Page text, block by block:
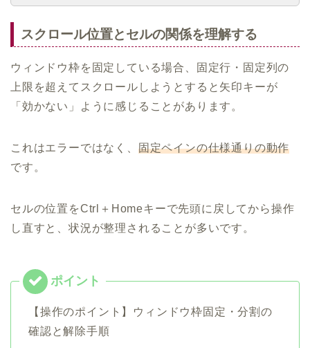
スクロール位置とセルの関係を理解する
ウィンドウ枠を固定している場合、固定行・固定列の
上限を超えてスクロールしようとすると矢印キーが
「効かない」ように感じることがあります。
これはエラーではなく、 固定ペインの仕様通りの動作
です。
セルの位置をCtrl＋Homeキーで先頭に戻してから操作
し直すと、状況が整理されることが多いです。
【操作のポイント】ウィンドウ枠固定・分割の
確認と解除手順